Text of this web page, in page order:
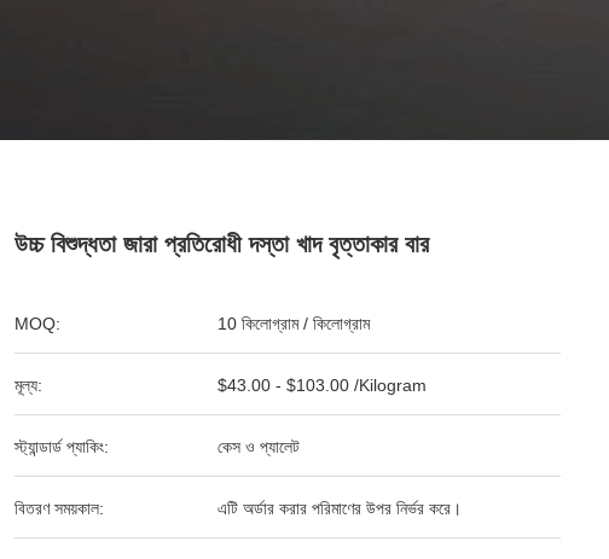
উচ্চ বিশুদ্ধতা জারা প্রতিরোধী দস্তা খাদ বৃত্তাকার বার
MOQ: 10 কিলোগ্রাম / কিলোগ্রাম
মূল্য: $43.00 - $103.00 /Kilogram
স্ট্যান্ডার্ড প্যাকিং: কেস ও প্যালেট
বিতরণ সময়কাল: এটি অর্ডার করার পরিমাণের উপর নির্ভর করে।